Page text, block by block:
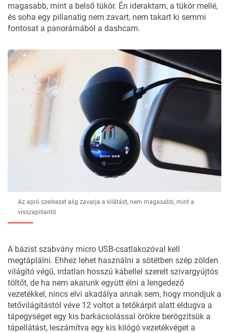
magasabb, mint a belső tükör. Én ideraktam, a tükör mellé,
és soha egy pillanatig nem zavart, nem takart ki semmi
fontosat a panorámából a dashcam.
Az apró szerkezet alig zavarja a kilátást, nem magasabb, mint a
visszapillantó
A bázist szabvány micro USB-csatlakozóval kell
megtáplálni. Ehhez lehet használni a sötétben szép zölden
világító végű, irdatlan hosszú kábellel szerelt szivargyújtós
töltőt, de ha nem akarunk együtt élni a lengedező
vezetékkel, nincs elvi akadálya annak sem, hogy mondjuk a
tetővilágítástól véve 12 voltot a tetőkárpit alatt eldugva a
tápegységet egy kis barkácsolással örökre berögzítsük a
tápellátást, leszámítva egy kis kilógó vezetékvéget a